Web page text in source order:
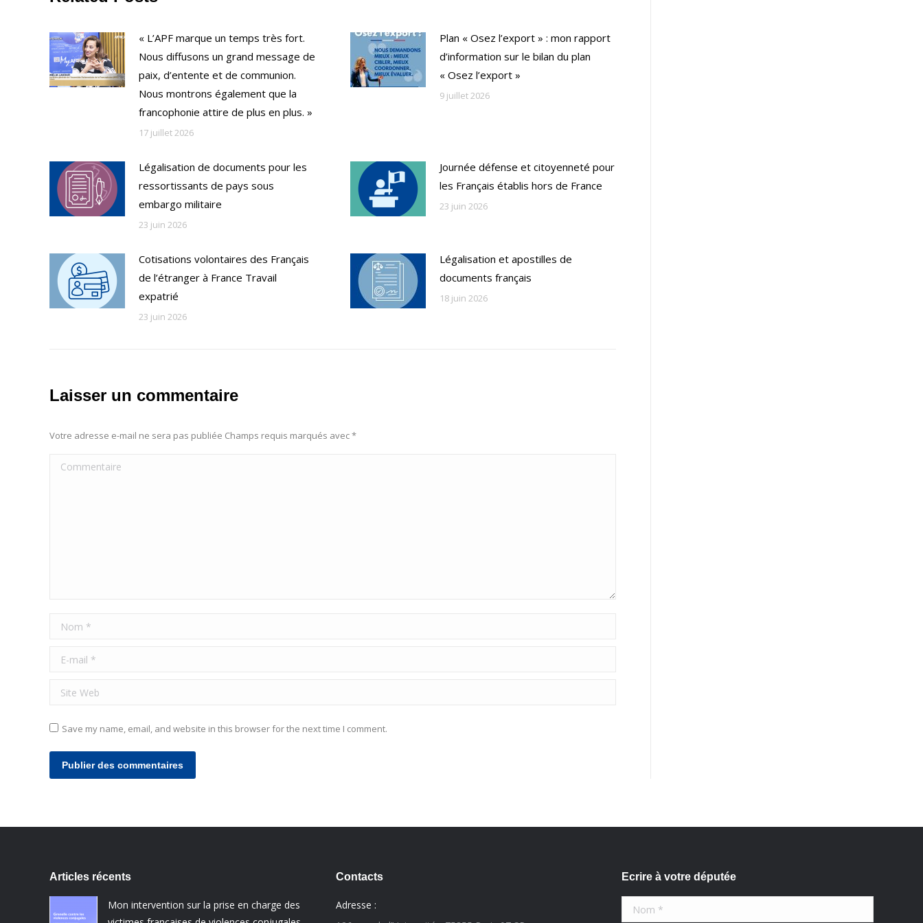
« L’APF marque un temps très fort.
Nous diffusons un grand message de
paix, d’entente et de communion.
Nous montrons également que la
francophonie attire de plus en plus. »
17 juillet 2026
Plan « Osez l’export » : mon rapport
d’information sur le bilan du plan
« Osez l’export »
9 juillet 2026
Légalisation de documents pour les
ressortissants de pays sous
embargo militaire
23 juin 2026
Journée défense et citoyenneté pour
les Français établis hors de France
23 juin 2026
Cotisations volontaires des Français
de l’étranger à France Travail
expatrié
23 juin 2026
Légalisation et apostilles de
documents français
18 juin 2026
Laisser un commentaire
Votre adresse e-mail ne sera pas publiée Champs requis marqués avec*
Commentaire
Nom *
E-mail *
Site Web
Save my name, email, and website in this browser for the next time I comment.
Publier des commentaires
Articles récents
Mon intervention sur la prise en charge des
Contacts
Adresse :
Ecrire à votre députée
Nom *